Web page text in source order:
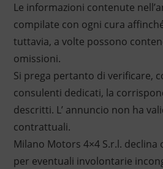
Le informazioni contenute
compilate con ogni cura
tuttavia, a volte possono
omissioni.
Si prega pertanto di verificare,
consulenti dedicati, la
descritti. L’ annuncio non ha
contrattuali.
Milano Motors 4×4 S.r.l.
per eventuali involontarie